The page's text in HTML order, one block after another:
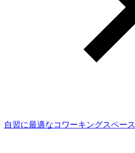
自習に最適なコワーキングスペース